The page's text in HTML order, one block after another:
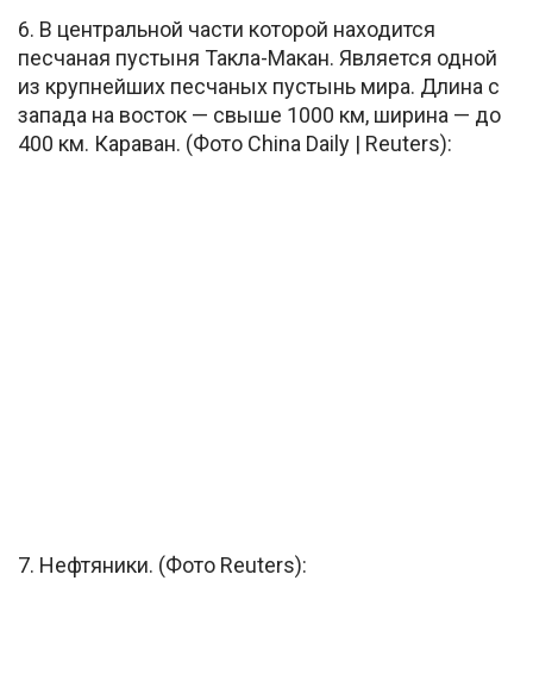
6. В центральной части которой находится
песчаная пустыня Такла-Макан. Является одной
из крупнейших песчаных пустынь мира. Длина с
запада на восток — свыше 1000 км, ширина — до
400 км. Караван. (Фото China Daily | Reuters):
7. Нефтяники. (Фото Reuters):